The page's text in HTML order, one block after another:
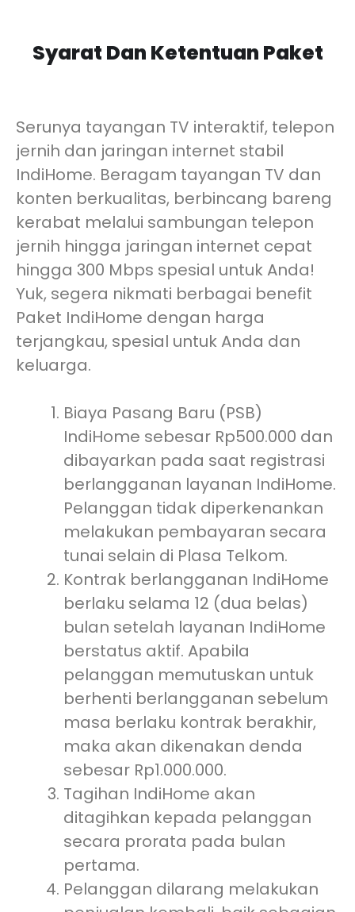
Syarat Dan Ketentuan Paket
Serunya tayangan TV interaktif, telepon
jernih dan jaringan internet stabil
IndiHome. Beragam tayangan TV dan
konten berkualitas, berbincang bareng
kerabat melalui sambungan telepon
jernih hingga jaringan internet cepat
hingga 300 Mbps spesial untuk Anda!
Yuk, segera nikmati berbagai benefit
Paket IndiHome dengan harga
terjangkau, spesial untuk Anda dan
keluarga.
Biaya Pasang Baru (PSB)
IndiHome sebesar Rp500.000 dan
dibayarkan pada saat registrasi
berlangganan layanan IndiHome.
Pelanggan tidak diperkenankan
melakukan pembayaran secara
tunai selain di Plasa Telkom.
Kontrak berlangganan IndiHome
berlaku selama 12 (dua belas)
bulan setelah layanan IndiHome
berstatus aktif. Apabila
pelanggan memutuskan untuk
berhenti berlangganan sebelum
masa berlaku kontrak berakhir,
maka akan dikenakan denda
sebesar Rp1.000.000.
Tagihan IndiHome akan
ditagihkan kepada pelanggan
secara prorata pada bulan
pertama.
Pelanggan dilarang melakukan